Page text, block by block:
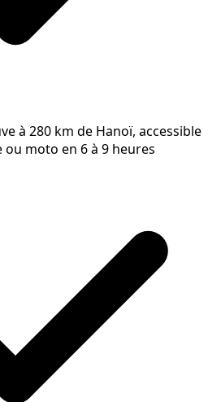
à 280 km de Hanoï, accessible
moto en 6 à 9 heures